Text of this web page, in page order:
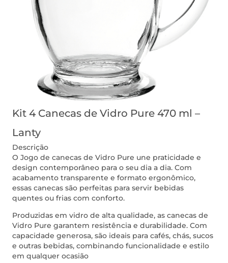
Kit 4 Canecas de Vidro Pure 470 ml –
Lanty
Descrição
O Jogo de canecas de Vidro Pure une praticidade e
design contemporâneo para o seu dia a dia. Com
acabamento transparente e formato ergonômico,
essas canecas são perfeitas para servir bebidas
quentes ou frias com conforto.
Produzidas em vidro de alta qualidade, as canecas de
Vidro Pure garantem resistência e durabilidade. Com
capacidade generosa, são ideais para cafés, chás, sucos
e outras bebidas, combinando funcionalidade e estilo
em qualquer ocasião